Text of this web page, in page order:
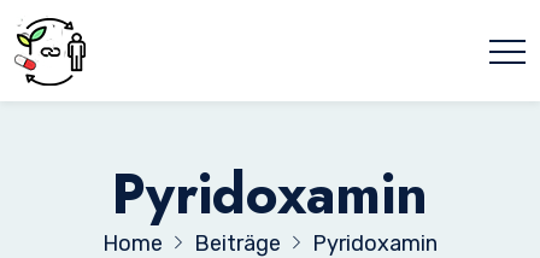
Pyridoxamin
Home Beiträge Pyridoxamin